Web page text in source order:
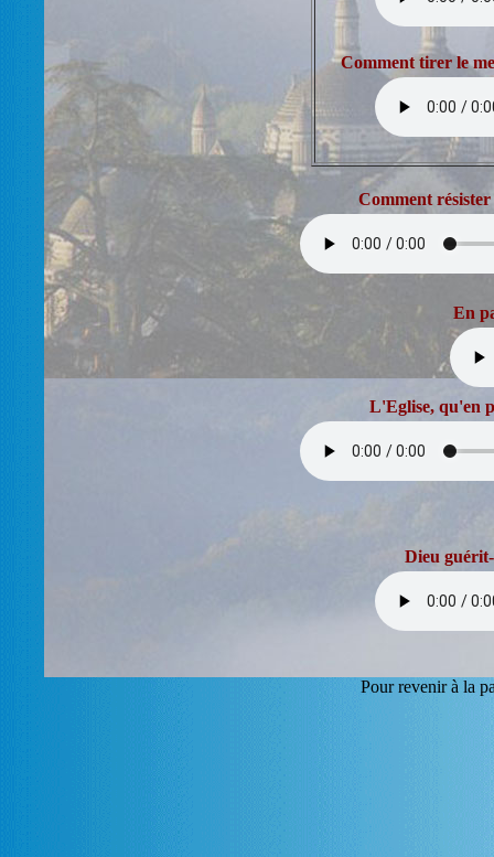
Comment tirer le
Comment
En
L'Eglise, qu'en
Dieu
Pour revenir à la